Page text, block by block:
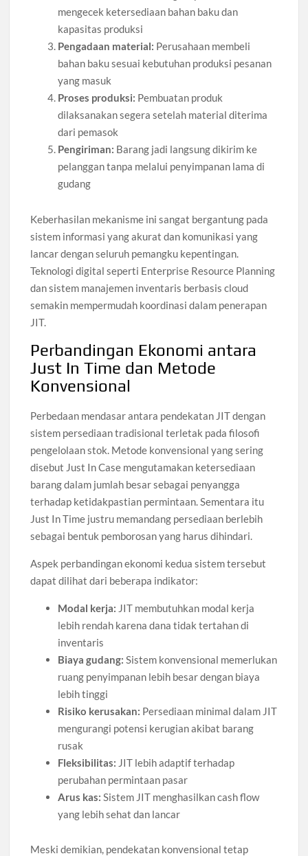
mengecek ketersediaan bahan baku dan
kapasitas produksi
Pengadaan material: Perusahaan membeli
bahan baku sesuai kebutuhan produksi pesanan
yang masuk
Proses produksi: Pembuatan produk
dilaksanakan segera setelah material diterima
dari pemasok
Pengiriman: Barang jadi langsung dikirim ke
pelanggan tanpa melalui penyimpanan lama di
gudang
Keberhasilan mekanisme ini sangat bergantung pada
sistem informasi yang akurat dan komunikasi yang
lancar dengan seluruh pemangku kepentingan.
Teknologi digital seperti Enterprise Resource Planning
dan sistem manajemen inventaris berbasis cloud
semakin mempermudah koordinasi dalam penerapan
JIT.
Perbandingan Ekonomi antara
Just In Time dan Metode
Konvensional
Perbedaan mendasar antara pendekatan JIT dengan
sistem persediaan tradisional terletak pada filosofi
pengelolaan stok. Metode konvensional yang sering
disebut Just In Case mengutamakan ketersediaan
barang dalam jumlah besar sebagai penyangga
terhadap ketidakpastian permintaan. Sementara itu
Just In Time justru memandang persediaan berlebih
sebagai bentuk pemborosan yang harus dihindari.
Aspek perbandingan ekonomi kedua sistem tersebut
dapat dilihat dari beberapa indikator:
Modal kerja: JIT membutuhkan modal kerja
lebih rendah karena dana tidak tertahan di
inventaris
Biaya gudang: Sistem konvensional memerlukan
ruang penyimpanan lebih besar dengan biaya
lebih tinggi
Risiko kerusakan: Persediaan minimal dalam JIT
mengurangi potensi kerugian akibat barang
rusak
Fleksibilitas: JIT lebih adaptif terhadap
perubahan permintaan pasar
Arus kas: Sistem JIT menghasilkan cash flow
yang lebih sehat dan lancar
Meski demikian, pendekatan konvensional tetap